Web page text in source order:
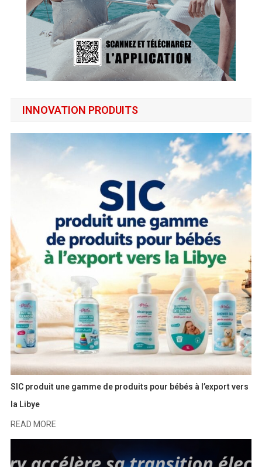
INNOVATION PRODUITS
SIC produit une gamme de produits pour bébés à l’export vers
la Libye
READ MORE